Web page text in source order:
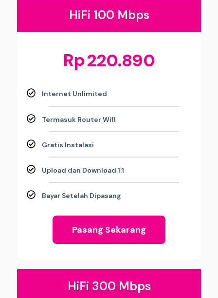
HiFi 100 Mbps
Rp220.890
Internet Unlimited
Termasuk Router WifI
Gratis Instalasi
Upload dan Download 1:1
Bayar Setelah Dipasang
Pasang Sekarang
HiFi 300 Mbps